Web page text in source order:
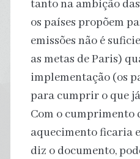
tanto na ambição
os países propõem
emissões não é
as metas de Paris)
implementação (os
para cumprir o que
Com o cumprimento
aquecimento ficaria
diz o documento,